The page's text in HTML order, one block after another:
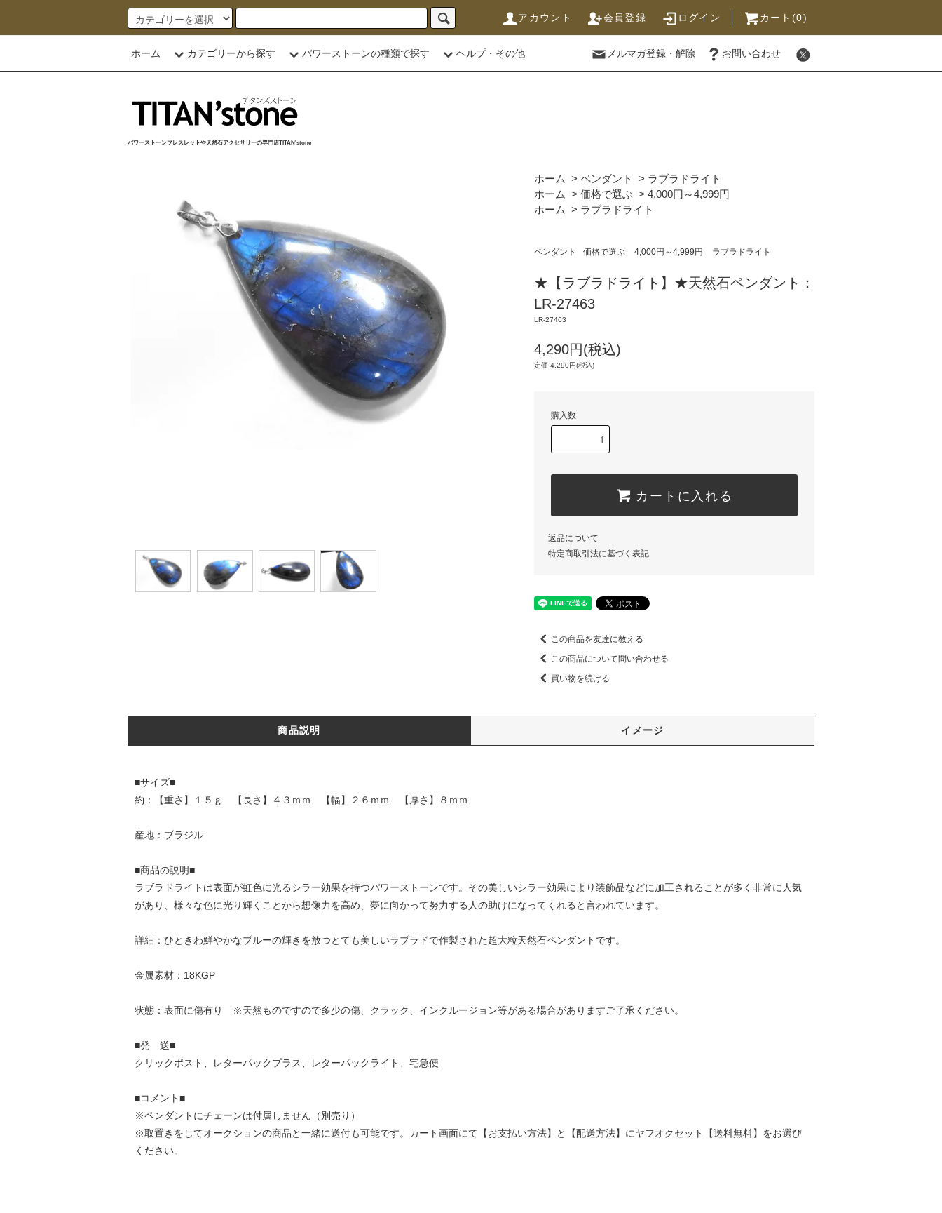
アカウント 会員登録 ログイン カート(0)
ホーム カテゴリーから探す パワーストーンの種類で探す ヘルプ・その他 メルマガ登録・解除 お問い合わせ
パワーストーンブレスレットや天然石アクセサリーの専門店TITAN'stone
ホーム > ペンダント > ラブラドライト
ホーム > 価格で選ぶ > 4,000円～4,999円
ホーム > ラブラドライト
ペンダント 価格で選ぶ 4,000円～4,999円 ラブラドライト
★【ラブラドライト】★天然石ペンダント：
LR-27463
LR-27463
4,290円(税込)
定価 4,290円(税込)
購入数
カートに入れる
返品について
特定商取引法に基づく表記
この商品を友達に教える
この商品について問い合わせる
買い物を続ける
商品説明 イメージ
■サイズ■
約：【重さ】１５ｇ 【長さ】４３ｍｍ 【幅】２６ｍｍ 【厚さ】８ｍｍ
産地：ブラジル
■商品の説明■
ラブラドライトは表面が虹色に光るシラー効果を持つパワーストーンです。その美しいシラー効果により装飾品などに加工されることが多く非常に人気
があり、様々な色に光り輝くことから想像力を高め、夢に向かって努力する人の助けになってくれると言われています。
詳細：ひときわ鮮やかなブルーの輝きを放つとても美しいラブラドで作製された超大粒天然石ペンダントです。
金属素材：18KGP
状態：表面に傷有り ※天然ものですので多少の傷、クラック、インクルージョン等がある場合がありますご了承ください。
■発 送■
クリックポスト、レターパックプラス、レターパックライト、宅急便
■コメント■
※ペンダントにチェーンは付属しません（別売り）
※取置きをしてオークションの商品と一緒に送付も可能です。カート画面にて【お支払い方法】と【配送方法】にヤフオクセット【送料無料】をお選び
ください。